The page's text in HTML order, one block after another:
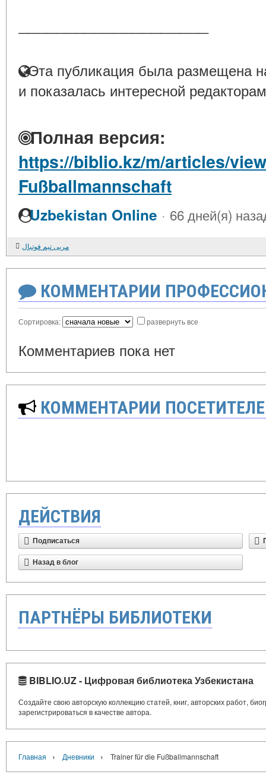
Эта публикация была размещена
и показалась интересной
Полная версия:
https://biblio.kz/m/articles/
Fußballmannschaft
Uzbekistan Online · 66 дней(я)
مربی تیم فوتبال
КОММЕНТАРИИ
Сортировка: развернуть все
Комментариев пока нет
КОММЕНТАРИИ
ДЕЙСТВИЯ
Подписаться
Назад в блог
ПАРТНЁРЫ БИБЛИОТЕКИ
BIBLIO.UZ - Цифровая библиотека Узбекистана
Создайте свою авторскую коллекцию статей, книг, авторских работ,
зарегистрироваться в качестве автора.
Главная › Дневники › Trainer für die Fußballmannschaft